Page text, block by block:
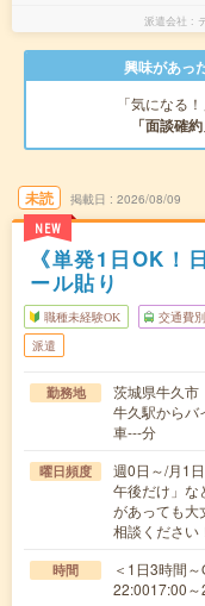
派遣会社
興味があっ
「気になる
「面談確約
未読
NEW
掲載日 2026/08/09
《単発1日OK！
ール貼り
職種未経験OK 交通費
派遣
勤務地
茨城県牛久市
牛久駅からバ
車---分
曜日頻度
週0日～/月1
午後だけ」
があっても大
相談ください
時間
＜1日3時間
22:0017:00